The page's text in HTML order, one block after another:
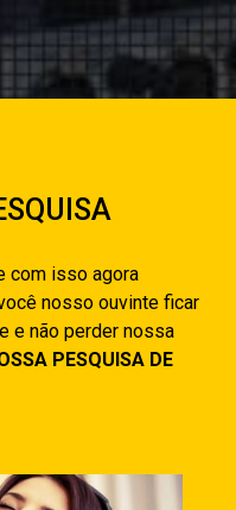
com isso agora
nosso ouvinte ficar
e não perder nossa
PESQUISA DE